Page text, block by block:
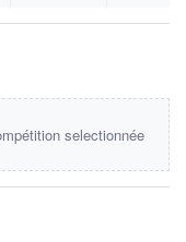
selectionnée